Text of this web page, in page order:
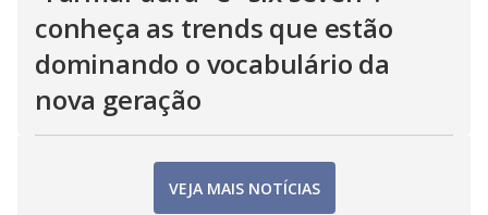
conheça as trends que estão
dominando o vocabulário da
nova geração
VEJA MAIS NOTÍCIAS